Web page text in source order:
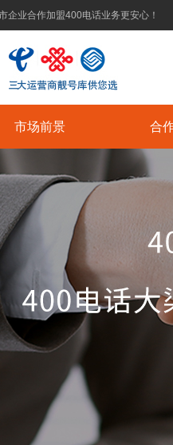
企业合作加盟400电话业务更安心！
市场前景 合